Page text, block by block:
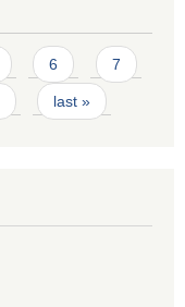
6 7
last »